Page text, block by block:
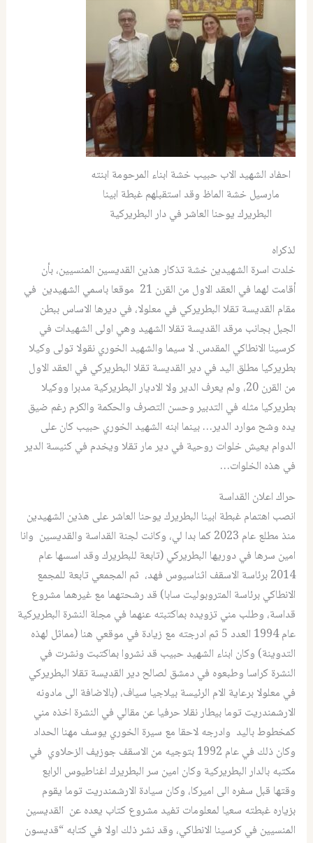
احفاد الشهيد الاب حبيب خشة ابناء المرحومة ابنته
مارسيل خشة الماظ وقد استقبلهم غبطة ابينا
البطريرك يوحنا العاشر في دار البطريركية
لذكراه
خلدت اسرة الشهيدين خشة تذكار هذين القديسين المنسيين، بأن
أقامت لهما في العقد الاول من القرن 21 موقعا باسمي الشهيدين في
مقام القديسة تقلا البطريركي في معلولا، في ديرها الاساس ببطن
الجبل بجانب مرقد القديسة تقلا الشهيد وهي اولى الشهيدات في
كرسينا الانطاكي المقدس. لا سيما والشهيد الخوري نقولا تولى وكيلا
بطريركيا مطلق اليد في دير القديسة تقلا البطريركي في العقد الاول
من القرن 20، ولم يعرف الدير ولا الاديار البطريركية مدبرا ووكيلا
بطريركيا مثله في التدبير وحسن التصرف والحكمة والكرم رغم ضيق
يده وشح موارد الدير… بينما ابنه الشهيد الخوري حبيب كان على
الدوام يعيش خلوات روحية في دير مار تقلا ويخدم في كنيسة الدير
في هذه الخلوات…
حراك اعلان القداسة
انصب اهتمام غبطة ابينا البطريرك يوحنا العاشر على هذين الشهيدين
منذ مطلع عام 2023 كما بدا لي، وكانت لجنة القداسة والقديسين وانا
امين سرها في دوريها البطريركي (تابعة للبطريرك وقد اسسها عام
2014 برئاسة الاسقف اثناسيوس فهد، ثم المجمعي تابعة للمجمع
الانطاكي برئاسة المتروبوليت سابا) قد رشحتهما مع غيرهما مشروع
قداسة، وطلب مني تزويده بماكتبته عنهما في مجلة النشرة البطريركية
عام 1994 العدد 5 ثم ادرجته مع زيادة في موقعي هنا (مماثل لهذه
التدوينة) وكان ابناء الشهيد حبيب قد نشروا بماكتبت ونشرت في
النشرة كراسا وطبعوه في دمشق لصالح دير القديسة تقلا البطريركي
في معلولا برعاية الام الرئيسة بيلاجيا سياف، (بالاضافة الى مادونه
الارشمندريت توما بيطار نقلا حرفيا عن مقالي في النشرة اخذه مني
كمخطوط باليد وادرجه لاحقا مع سيرة الخوري يوسف مهنا الحداد
وكان ذلك في عام 1992 بتوجيه من الاسقف جوزيف الزحلاوي في
مكتبه بالدار البطريركية وكان امين سر البطريرك اغناطيوس الرابع
وقتها قبل سفره الى اميركا، وكان سيادة الارشمندريت توما يقوم
بزياره غبطته سعيا لمعلومات تفيد مشروع كتاب يعده عن القديسين
المنسيين في كرسينا الانطاكي، وقد نشر ذلك اولا في كتابه “قديسون